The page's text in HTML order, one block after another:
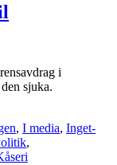
i
sjuka.
, I media, Inget-
,